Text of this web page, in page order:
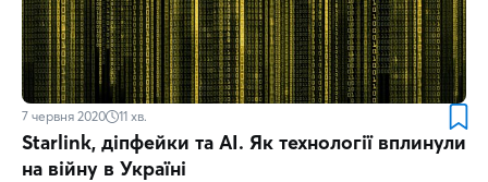
7 червня 2020 11 хв.
Starlink, діпфейки та AI. Як технології вплинули
на війну в Україні